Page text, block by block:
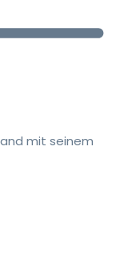
mit seinem